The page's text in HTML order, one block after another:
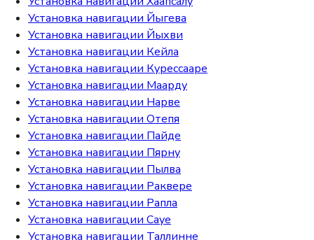
Установка навигации Йыгева
Установка навигации Йыхви
Установка навигации Кейла
Установка навигации Курессааре
Установка навигации Маарду
Установка навигации Нарве
Установка навигации Отепя
Установка навигации Пайде
Установка навигации Пярну
Установка навигации Пылва
Установка навигации Раквере
Установка навигации Рапла
Установка навигации Сауе
Установка навигации Таллинне